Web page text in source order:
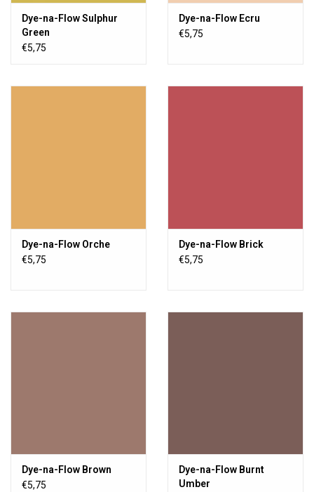
Dye-na-Flow Sulphur
Green
€5,75
Dye-na-Flow Ecru
€5,75
Dye-na-Flow Orche
€5,75
Dye-na-Flow Brick
€5,75
Dye-na-Flow Brown
€5,75
Dye-na-Flow Burnt
Umber